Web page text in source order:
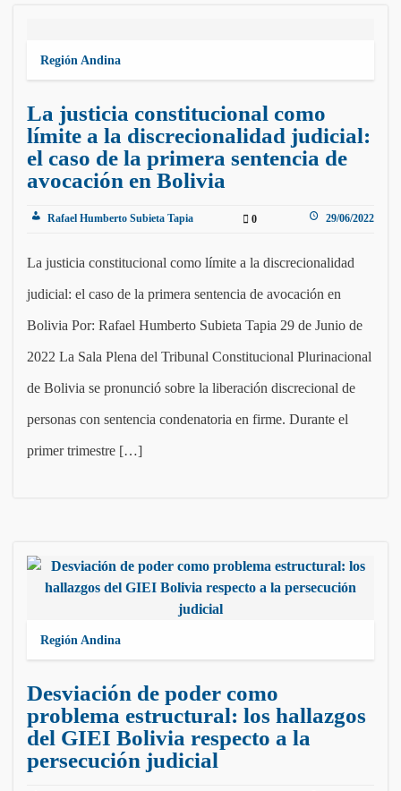
Región Andina
La justicia constitucional como
límite a la discrecionalidad judicial:
el caso de la primera sentencia de
avocación en Bolivia
Rafael Humberto Subieta Tapia 0 29/06/2022
La justicia constitucional como límite a la discrecionalidad
judicial: el caso de la primera sentencia de avocación en
Bolivia Por: Rafael Humberto Subieta Tapia 29 de Junio de
2022 La Sala Plena del Tribunal Constitucional Plurinacional
de Bolivia se pronunció sobre la liberación discrecional de
personas con sentencia condenatoria en firme. Durante el
primer trimestre […]
Región Andina
Desviación de poder como
problema estructural: los hallazgos
del GIEI Bolivia respecto a la
persecución judicial